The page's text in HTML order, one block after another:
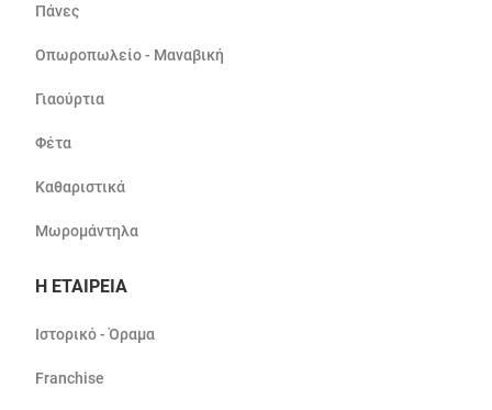
Πάνες
Οπωροπωλείο - Μαναβική
Γιαούρτια
Φέτα
Καθαριστικά
Μωρομάντηλα
Η ΕΤΑΙΡΕΙΑ
Ιστορικό - Όραμα
Franchise